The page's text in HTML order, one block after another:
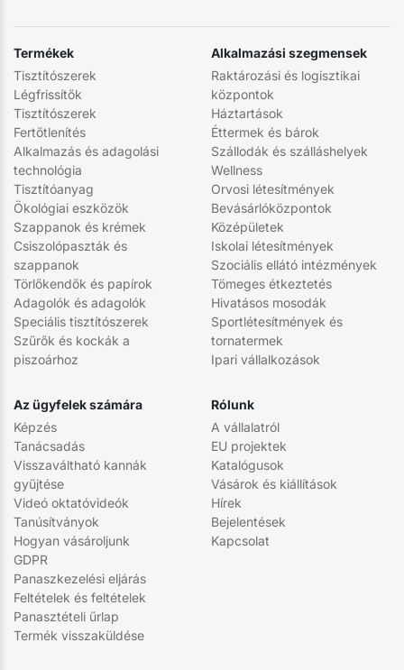
Termékek
Tisztítószerek
Légfrissítők
Tisztítószerek
Fertőtlenítés
Alkalmazás és adagolási
technológia
Tisztítóanyag
Ökológiai eszközök
Szappanok és krémek
Csiszolópaszták és
szappanok
Törlőkendők és papírok
Adagolók és adagolók
Speciális tisztítószerek
Szűrők és kockák a
piszoárhoz
Alkalmazási szegmensek
Raktározási és logisztikai
központok
Háztartások
Éttermek és bárok
Szállodák és szálláshelyek
Wellness
Orvosi létesítmények
Bevásárlóközpontok
Középületek
Iskolai létesítmények
Szociális ellátó intézmények
Tömeges étkeztetés
Hivatásos mosodák
Sportlétesítmények és
tornatermek
Ipari vállalkozások
Az ügyfelek számára
Képzés
Tanácsadás
Visszaváltható kannák
gyűjtése
Videó oktatóvideók
Tanúsítványok
Hogyan vásároljunk
GDPR
Panaszkezelési eljárás
Feltételek és feltételek
Panasztételi űrlap
Termék visszaküldése
Rólunk
A vállalatról
EU projektek
Katalógusok
Vásárok és kiállítások
Hírek
Bejelentések
Kapcsolat